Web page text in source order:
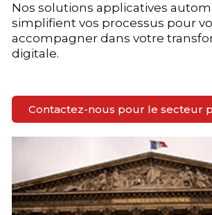
Nos solutions applicatives
simplifient vos processus pour
accompagner dans votre
digitale.
Contactez-nous pour le secteur